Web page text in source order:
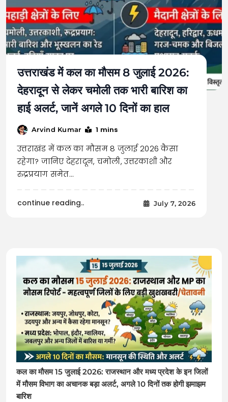
उत्तराखंड में कल का मौसम 8 जुलाई 2026:
देहरादून से लेकर चमोली तक भारी बारिश का
हाई अलर्ट, जानें अगले 10 दिनों का हाल
Arvind Kumar 1 mins
उत्तराखंड में कल का मौसम 8 जुलाई 2026 कैसा
रहेगा? जानिए देहरादून, चमोली, उत्तरकाशी और
रुद्रप्रयाग समेत…
continue reading.. July 7, 2026
कल का मौसम 15 जुलाई 2026: राजस्थान और मध्य प्रदेश के इन जिलों
में मौसम विभाग का अचानक बड़ा अलर्ट, अगले 10 दिनों तक होगी झमाझम
बारिश